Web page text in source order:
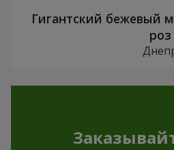
Гигантский бежевый
роз